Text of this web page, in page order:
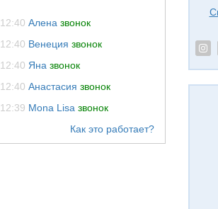
12:40 Алена звонок
12:40 Венеция звонок
12:40 Яна звонок
12:40 Анастасия звонок
12:39 Mona Lisa звонок